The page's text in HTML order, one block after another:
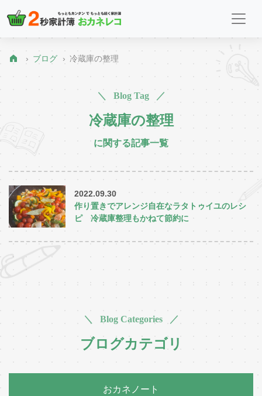
ブログ 冷蔵庫の整理
＼ Blog Tag ／
冷蔵庫の整理
に関する記事一覧
2022.09.30
作り置きでアレンジ自在なラタトゥイユのレシ
ピ 冷蔵庫整理もかねて節約に
＼ Blog Categories ／
ブログカテゴリ
おカネノート